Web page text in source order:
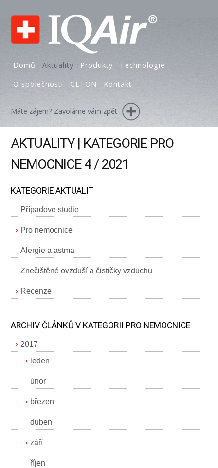
Domů Aktuality Produkty Technologie
O společnosti GETON Kontakt
Máte zájem? Zavoláme vám zpět.
AKTUALITY | KATEGORIE PRO
NEMOCNICE 4 / 2021
KATEGORIE AKTUALIT
Případové studie
Pro nemocnice
Alergie a astma
Znečištěné ovzduší a čističky vzduchu
Recenze
ARCHIV ČLÁNKŮ V KATEGORII PRO NEMOCNICE
2017
leden
únor
březen
duben
září
říjen